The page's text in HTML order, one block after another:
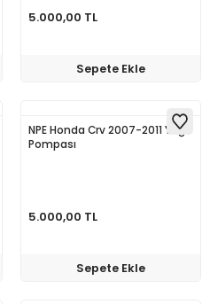
5.000,00 TL
Sepete Ekle
NPE Honda Crv 2007-2011 Yağ
Pompası
5.000,00 TL
Sepete Ekle